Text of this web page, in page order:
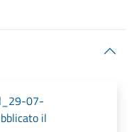
07-
il